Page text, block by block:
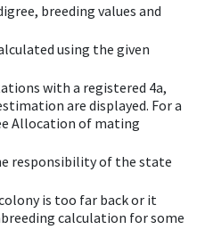
breeding values and
using the given
with a registered 4a,
are displayed. For a
Allocation of mating
responsibility of the state
is too far back or it
calculation for some